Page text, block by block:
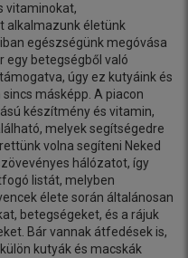
vitaminokat,
alkalmazunk életünk
egészségünk megóvása
egy betegségből való
úgy ez kutyáink és
másképp. A piacon
készítmény és vitamin,
melyek segítségedre
volna segíteni Neked
hálózatot, így
listát, melyben
élete során általánosan
betegségeket, és a rájuk
Bár vannak átfedések is,
kutyák és macskák